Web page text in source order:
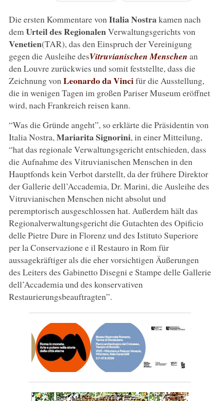
Die ersten Kommentare von Italia Nostrakamen nach
dem Urteil des RegionalenVerwaltungsgerichts von
Venetien(TAR), das den Einspruch der Vereinigung
gegen die Ausleihe desVitruvianischen Menschen an
den Louvre zurückwies und somit feststellte, dass die
Zeichnung von Leonardo da Vincifür die Ausstellung,
die in wenigen Tagen im großen Pariser Museum eröffnet
wird, nach Frankreich reisen kann.
“Was die Gründe angeht”, so erklärte die Präsidentin von
Italia Nostra, Mariarita Signorini, in einer Mitteilung,
“hat das regionale Verwaltungsgericht entschieden, dass
die Aufnahme des Vitruvianischen Menschen in den
Hauptfonds kein Verbot darstellt, da der frühere Direktor
der Gallerie dell’Accademia, Dr. Marini, die Ausleihe des
Vitruvianischen Menschen nicht absolut und
peremptorisch ausgeschlossen hat. Außerdem hält das
Regionalverwaltungsgericht die Gutachten des Opificio
delle Pietre Dure in Florenz und des Istituto Superiore
per la Conservazione e il Restauro in Rom für
aussagekräftiger als die eher vorsichtigen Äußerungen
des Leiters des Gabinetto Disegni e Stampe delle Gallerie
dell’Accademia und des konservativen
Restaurierungsbeauftragten”.